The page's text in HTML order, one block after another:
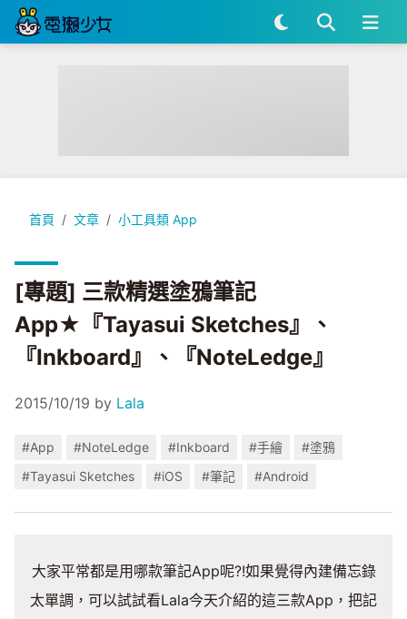
首頁 文章 小工具類 App
[專題] 三款精選塗鴉筆記App★『Tayasui Sketches』、『
[專題] 三款精選塗鴉筆記
App★『Tayasui Sketches』、
『Inkboard』、『NoteLedge』
2015/10/19 by Lala
#App #NoteLedge #Inkboard #手繪
#塗鴉
#Tayasui Sketches
#iOS #筆記 #Android
大家平常都是用哪款筆記App呢?!如果覺得內建備忘錄
太單調，可以試試看Lala今天介紹的這三款App，把記